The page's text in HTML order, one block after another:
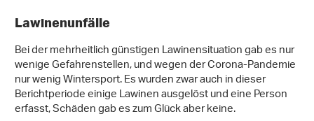
Lawinenunfälle
Bei der mehrheitlich günstigen Lawinensituation gab es nur
wenige Gefahrenstellen, und wegen der Corona-Pandemie
nur wenig Wintersport. Es wurden zwar auch in dieser
Berichtperiode einige Lawinen ausgelöst und eine Person
erfasst, Schäden gab es zum Glück aber keine.